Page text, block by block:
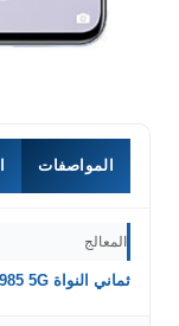
المواصفات
المعالج
ثماني النواة Kirin 985 5G تكنولوجيا 7 نانو